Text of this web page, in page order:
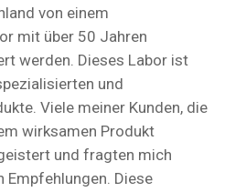
von einem
mit über 50 Jahren
werden. Dieses Labor ist
und
Viele meiner Kunden, die
wirksamen Produkt
und fragten mich
Empfehlungen. Diese